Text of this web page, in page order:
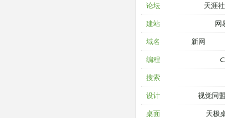
论坛 天涯
建站 网
域名 新网
编程
搜索
设计 视觉同
桌面 天极